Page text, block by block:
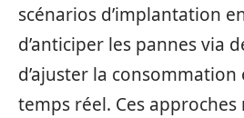
scénarios d’implantation
d’anticiper les pannes via
d’ajuster la
temps réel. Ces